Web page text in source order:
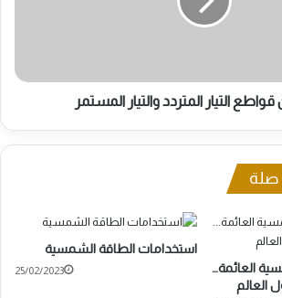
التيار المتردد والتيار المستمر
صلة
استخدامات الطاقة الشمسية
25/02/2023
العائمة…
العالم